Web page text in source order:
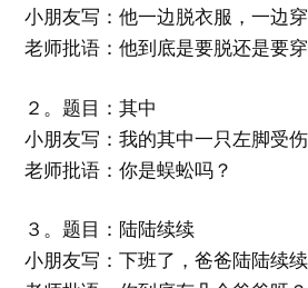
小朋友写：他一边脱衣服，一边穿
老师批语：他到底是要脱还是要
２。题目：其中
小朋友写：我的其中一只左脚受伤
老师批语：你是蜈蚣吗？
３。题目：陆陆续续
小朋友写：下班了，爸爸陆陆续续